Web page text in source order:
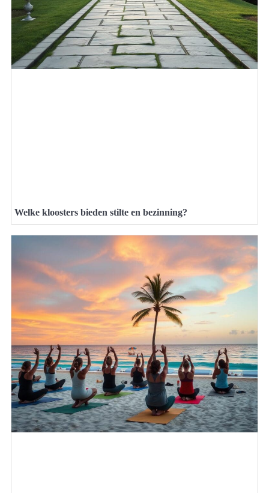
Welke kloosters bieden stilte en bezinning?